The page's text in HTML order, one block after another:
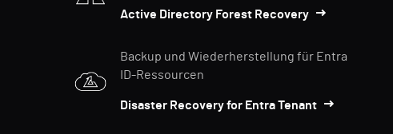
Active Directory Forest Recovery
Backup und Wiederherstellung für Entra
ID-Ressourcen
Disaster Recovery for Entra Tenant